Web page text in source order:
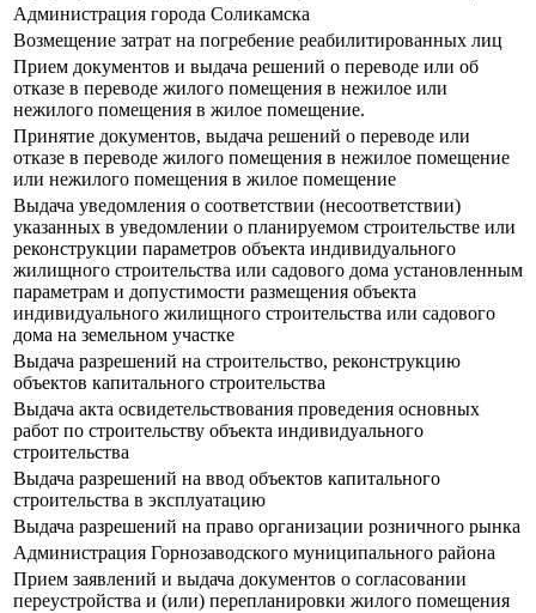
Администрация города Соликамска
Возмещение затрат на погребение реабилитированных лиц
Прием документов и выдача решений о переводе или об
отказе в переводе жилого помещения в нежилое или
нежилого помещения в жилое помещение.
Принятие документов, выдача решений о переводе или
отказе в переводе жилого помещения в нежилое помещение
или нежилого помещения в жилое помещение
Выдача уведомления о соответствии (несоответствии)
указанных в уведомлении о планируемом строительстве или
реконструкции параметров объекта индивидуального
жилищного строительства или садового дома установленным
параметрам и допустимости размещения объекта
индивидуального жилищного строительства или садового
дома на земельном участке
Выдача разрешений на строительство, реконструкцию
объектов капитального строительства
Выдача акта освидетельствования проведения основных
работ по строительству объекта индивидуального
строительства
Выдача разрешений на ввод объектов капитального
строительства в эксплуатацию
Выдача разрешений на право организации розничного рынка
Администрация Горнозаводского муниципального района
Прием заявлений и выдача документов о согласовании
переустройства и (или) перепланировки жилого помещения